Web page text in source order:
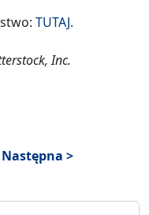
TUTAJ.
Inc.
Następna >